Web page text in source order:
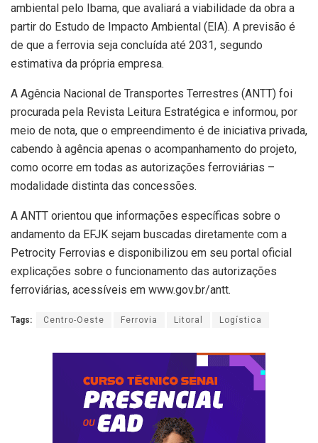
ambiental pelo Ibama, que avaliará a viabilidade da obra a
partir do Estudo de Impacto Ambiental (EIA). A previsão é
de que a ferrovia seja concluída até 2031, segundo
estimativa da própria empresa.
A Agência Nacional de Transportes Terrestres (ANTT) foi
procurada pela Revista Leitura Estratégica e informou, por
meio de nota, que o empreendimento é de iniciativa privada,
cabendo à agência apenas o acompanhamento do projeto,
como ocorre em todas as autorizações ferroviárias –
modalidade distinta das concessões.
A ANTT orientou que informações específicas sobre o
andamento da EFJK sejam buscadas diretamente com a
Petrocity Ferrovias e disponibilizou em seu portal oficial
explicações sobre o funcionamento das autorizações
ferroviárias, acessíveis em www.gov.br/antt.
Tags: Centro-Oeste Ferrovia Litoral Logística